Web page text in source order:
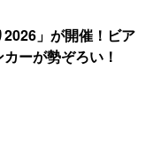
2026」が開催！ビア
ーが勢ぞろい！